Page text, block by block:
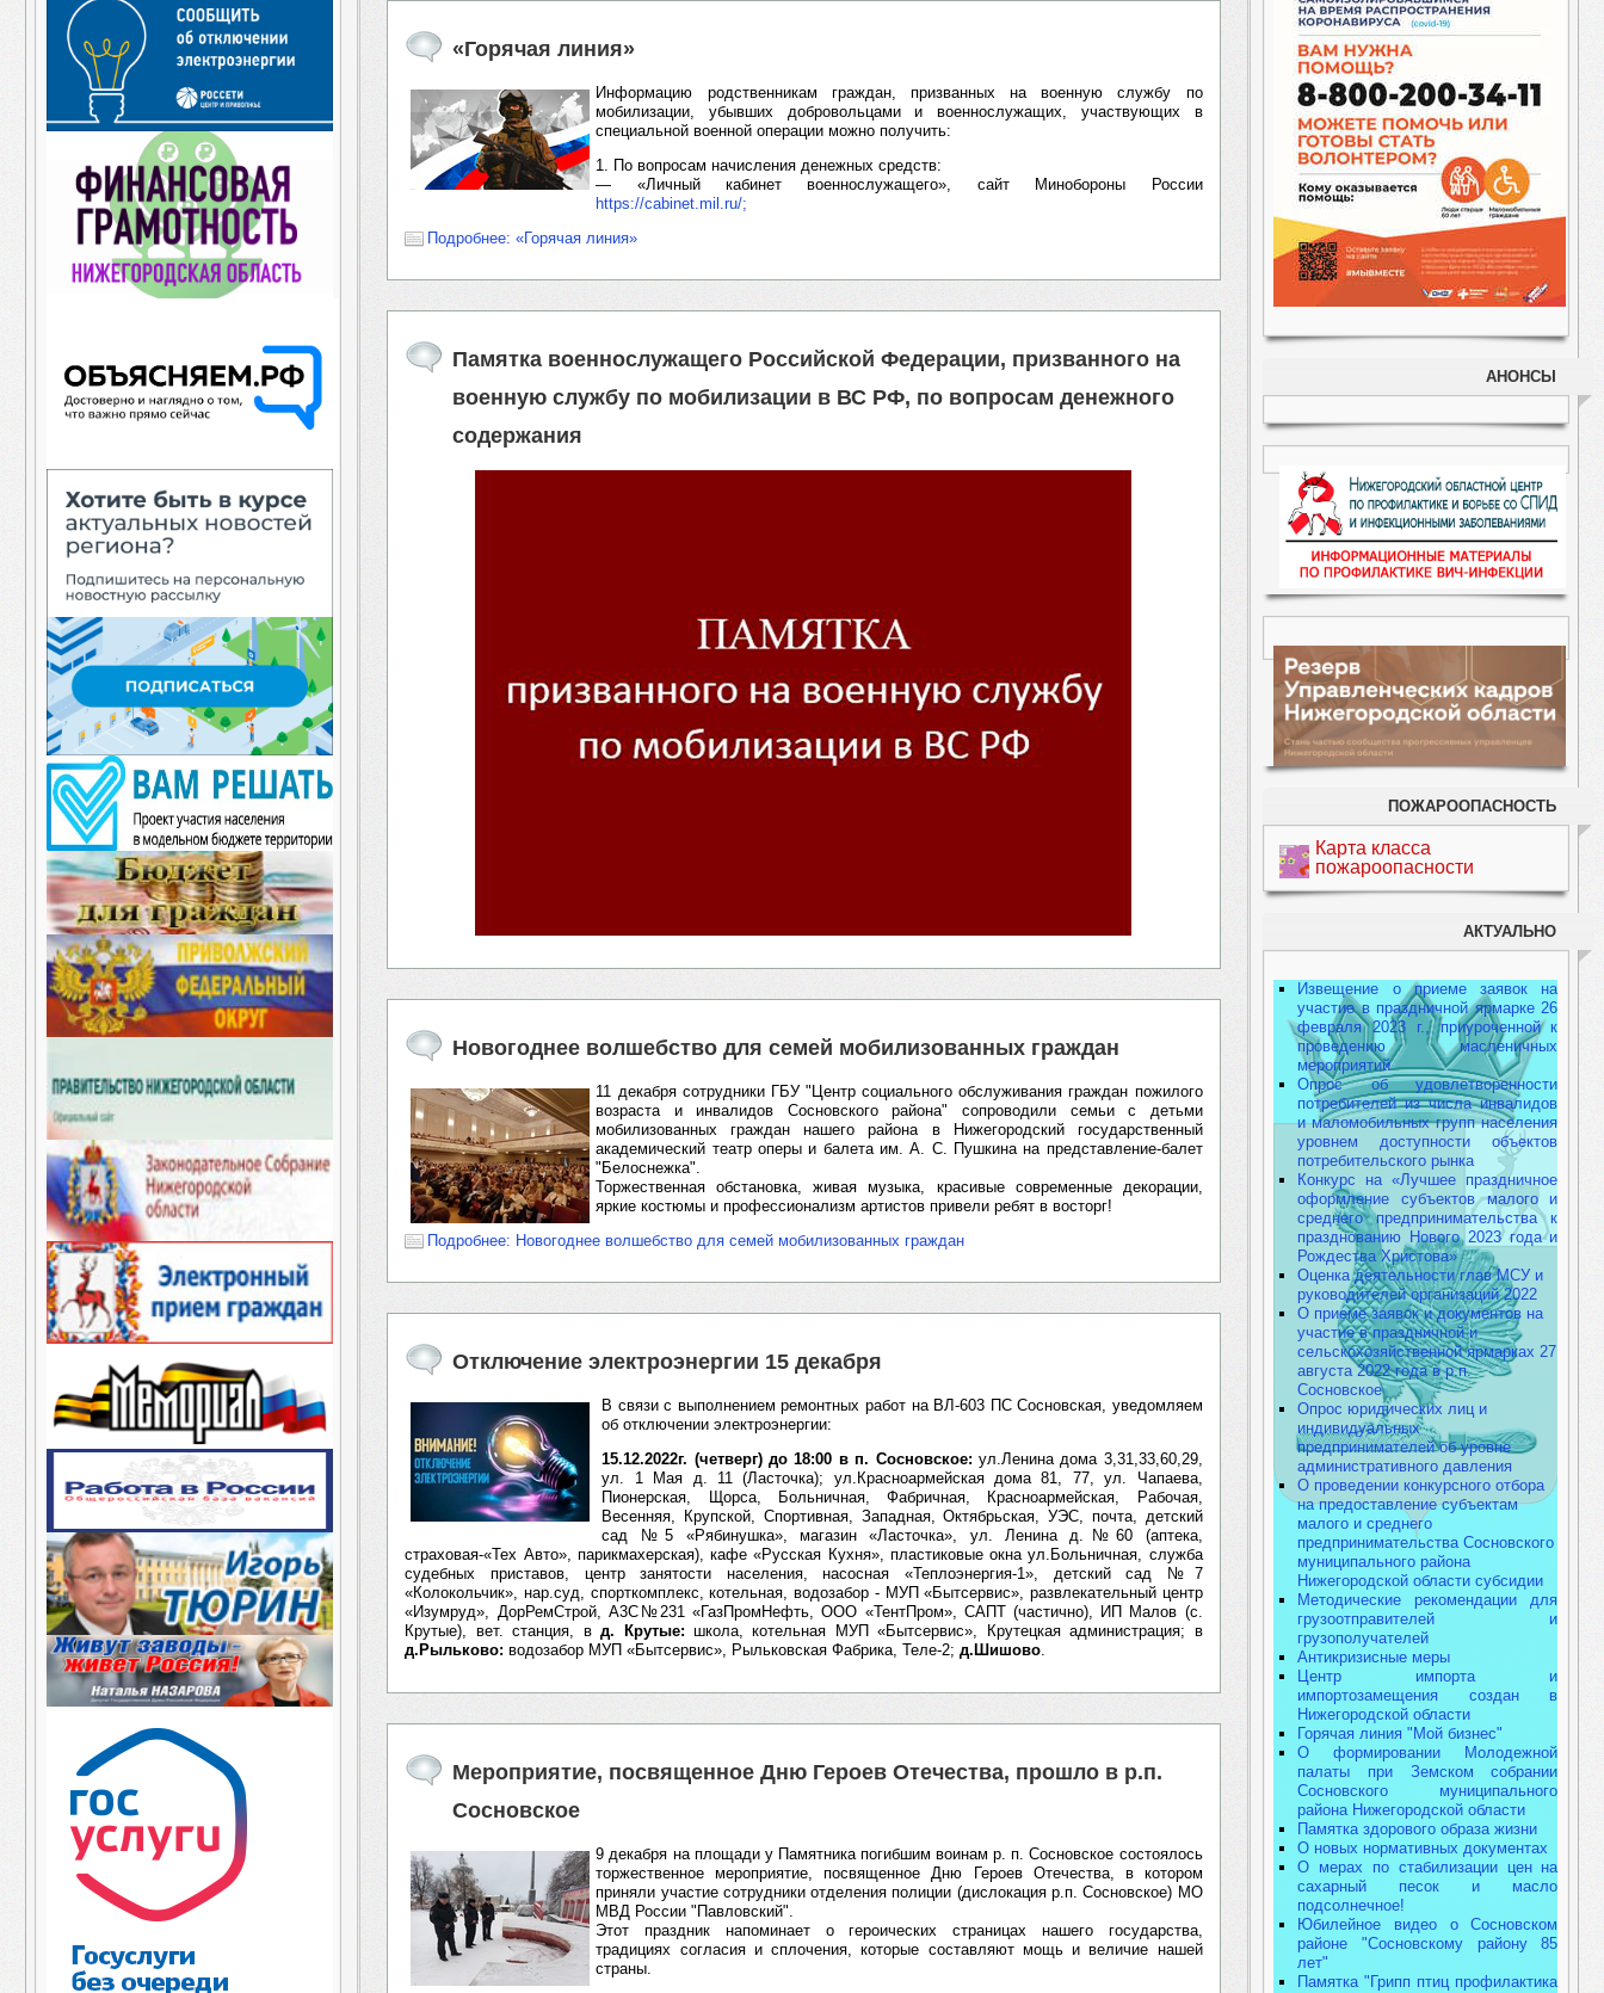
«Горячая линия»
Информацию родственникам граждан, призванных на военную службу по
мобилизации, убывших добровольцами и военнослужащих, участвующих в
специальной военной операции можно получить:
1. По вопросам начисления денежных средств:
— «Личный кабинет военнослужащего», сайт Минобороны России
https://cabinet.mil.ru/;
Подробнее: «Горячая линия»
Памятка военнослужащего Российской Федерации, призванного на
военную службу по мобилизации в ВС РФ, по вопросам денежного
содержания
Новогоднее волшебство для семей мобилизованных граждан
11 декабря сотрудники ГБУ "Центр социального обслуживания граждан пожилого
возраста и инвалидов Сосновского района" сопроводили семьи с детьми
мобилизованных граждан нашего района в Нижегородский государственный
академический театр оперы и балета им. А. С. Пушкина на представление-балет
"Белоснежка".
⁣Торжественная обстановка, живая музыка, красивые современные декорации,
яркие костюмы и профессионализм артистов привели ребят в восторг!
Подробнее: Новогоднее волшебство для семей мобилизованных граждан
Отключение электроэнергии 15 декабря
В связи с выполнением ремонтных работ на ВЛ-603 ПС Сосновская, уведомляем
об отключении электроэнергии:
15.12.2022г. (четверг) до 18:00 в п. Сосновское: ул.Ленина дома 3,31,33,60,29,
ул. 1 Мая д. 11 (Ласточка); ул.Красноармейская дома 81, 77, ул. Чапаева,
Пионерская, Щорса, Больничная, Фабричная, Красноармейская, Рабочая,
Весенняя, Крупской, Спортивная, Западная, Октябрьская, УЭС, почта, детский
сад №5 «Рябинушка», магазин «Ласточка», ул. Ленина д.№60 (аптека,
страховая-«Тех Авто», парикмахерская), кафе «Русская Кухня», пластиковые окна ул.Больничная, служба
судебных приставов, центр занятости населения, насосная «Теплоэнергия-1», детский сад №7
«Колокольчик», нар.суд, спорткомплекс, котельная, водозабор - МУП «Бытсервис», развлекательный центр
«Изумруд», ДорРемСтрой, A3C№231 «ГазПромНефть, ООО «ТентПром», САПТ (частично), ИП Малов (с.
Крутые), вет. станция, вд. Крутые: школа, котельная МУП «Бытсервис», Крутецкая администрация; в
д.Рыльково: водозабор МУП «Бытсервис», Рыльковская Фабрика, Теле-2;д.Шишово.
Мероприятие, посвященное Дню Героев Отечества, прошло в р.п.
Сосновское
9 декабря на площади у Памятника погибшим воинам р. п. Сосновское состоялось
торжественное мероприятие, посвященное Дню Героев Отечества, в котором
приняли участие сотрудники отделения полиции (дислокация р.п. Сосновское) МО
МВД России "Павловский".
⁣Этот праздник напоминает о героических страницах нашего государства,
традициях согласия и сплочения, которые составляют мощь и величие нашей
страны.
АНОНСЫ
ПОЖАРООПАСНОСТЬ
Карта класса
пожароопасности
АКТУАЛЬНО
Извещение о приеме заявок на
участие в праздничной ярмарке 26
февраля 2023 г., приуроченной к
проведению масленичных
мероприятий
Опрос об удовлетворенности
потребителей из числа инвалидов
и маломобильных групп населения
уровнем доступности объектов
потребительского рынка
Конкурс на «Лучшее праздничное
оформление субъектов малого и
среднего предпринимательства к
празднованию Нового 2023 года и
Рождества Христова»
Оценка деятельности глав МСУ и
руководителей организаций 2022
О приеме заявок и документов на
участие в праздничной и
сельскохозяйственной ярмарках 27
августа 2022 года в р.п.
Сосновское
Опрос юридических лиц и
индивидуальных
предпринимателей об уровне
административного давления
О проведении конкурсного отбора
на предоставление субъектам
малого и среднего
предпринимательства Сосновского
муниципального района
Нижегородской области субсидии
Методические рекомендации для
грузоотправителей и
грузополучателей
Антикризисные меры
Центр импорта и
импортозамещения создан в
Нижегородской области
Горячая линия "Мой бизнес"
О формировании Молодежной
палаты при Земском собрании
Сосновского муниципального
района Нижегородской области
Памятка здорового образа жизни
О новых нормативных документах
О мерах по стабилизации цен на
сахарный песок и масло
подсолнечное!
Юбилейное видео о Сосновском
районе "Сосновскому району 85
лет"
Памятка "Грипп птиц профилактика